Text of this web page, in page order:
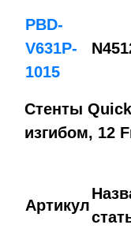
PBD-
V631P-
1015
Стенты
изгибом, 12
Артикул